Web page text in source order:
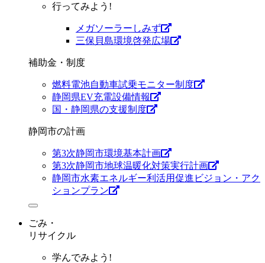
行ってみよう!
メガソーラーしみず
三保貝島環境啓発広場
補助金・制度
燃料電池自動車試乗モニター制度
静岡県EV充電設備情報
国・静岡県の支援制度
静岡市の計画
第3次静岡市環境基本計画
第3次静岡市地球温暖化対策実行計画
静岡市水素エネルギー利活用促進ビジョン・アク
ションプラン
ごみ・
リサイクル
学んでみよう!